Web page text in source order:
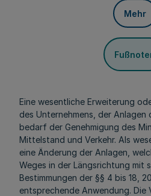
Mehr
Eine wesentliche Erweiterung
des Unternehmens, der Anlagen
bedarf der Genehmigung des
Mittelstand und Verkehr. Als
eine Änderung der Anlagen,
Weges in der Längsrichtung mit
Bestimmungen der §§ 4 bis 18,
entsprechende Anwendung. Die